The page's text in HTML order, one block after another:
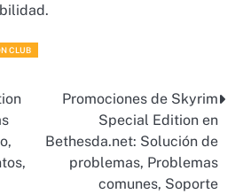
CLUB
Promociones de Skyrim
Special Edition en
Bethesda.net: Solución de
problemas, Problemas
comunes, Soporte